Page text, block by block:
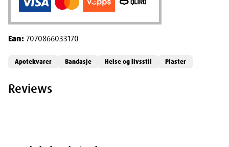
Ean:7070866033170
Apotekvarer Bandasje Helse og livsstil Plaster
Reviews